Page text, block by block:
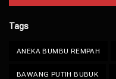
Tags
ANEKA BUMBU REMPAH
BAWANG PUTIH BUBUK